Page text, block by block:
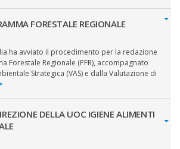
FORESTALE REGIONALE
ha avviato il procedimento per la redazione
Forestale Regionale (PFR), accompagnato
Strategica (VAS) e dalla Valutazione di
DELLA UOC IGIENE ALIMENTI